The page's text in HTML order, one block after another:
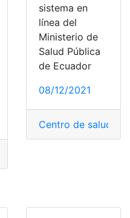
Saludable
sistema en
línea del
Ministerio de
Salud Pública
de Ecuador
08/12/2021
Centro de salud